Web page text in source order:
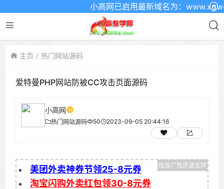
小高网已启用最新域名为：
主页 热门网站源码
爱特曼PHP网站防被CC攻击页面源码
小高网
热门网站源码 50 2023-09-05 20:44:16
美团外卖神券节领25-8元券
淘宝闪购外卖红包领30-8元券